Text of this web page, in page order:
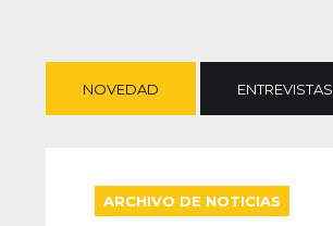
NOVEDAD ENTREVISTAS
ARCHIVO DE NOTICIAS